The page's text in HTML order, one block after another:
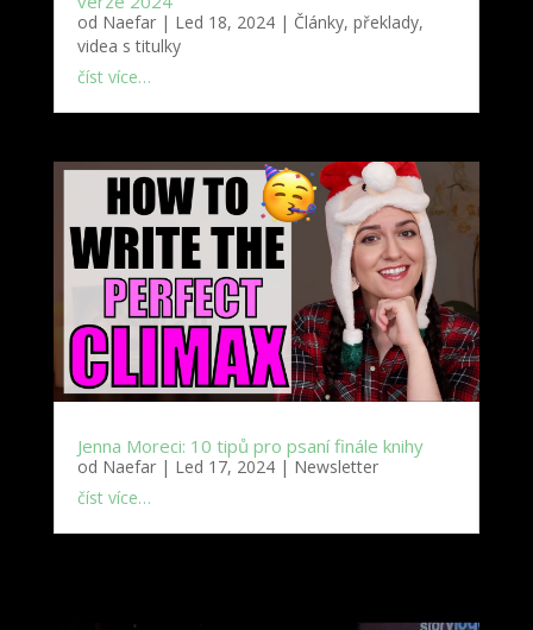
od Naefar| Led 18, 2024| Články, překlady,
videa s titulky
číst více…
Jenna Moreci: 10 tipů pro psaní finále knihy
od Naefar| Led 17, 2024| Newsletter
číst více…